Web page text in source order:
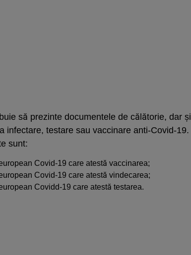
să prezinte documentele de călătorie, dar și
infectare, testare sau vaccinare anti-Covid-19.
sunt:
Covid-19 care atestă vaccinarea;
Covid-19 care atestă vindecarea;
Covidd-19 care atestă testarea.